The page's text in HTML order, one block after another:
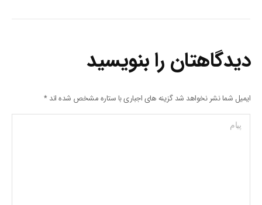
دیدگاهتان را بنویسید
ایمیل شما نشر نخواهد شد گزینه های اجباری با ستاره مشخص شده اند*
پیام